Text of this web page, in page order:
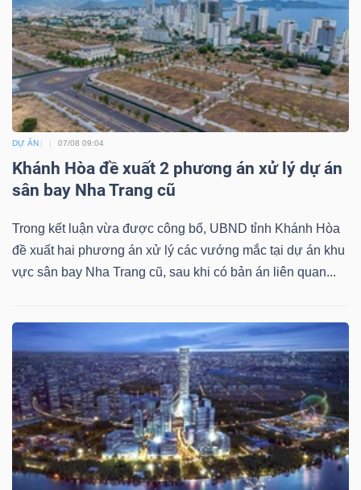
DỰ ÁN 07/08 09:04
Khánh Hòa đề xuất 2 phương án xử lý dự án
sân bay Nha Trang cũ
Trong kết luận vừa được công bố, UBND tỉnh Khánh Hòa
đề xuất hai phương án xử lý các vướng mắc tại dự án khu
vực sân bay Nha Trang cũ, sau khi có bản án liên quan...
YẾU
TIÊU
DÙNG
THIẾT
YẾU
CHĂM
KHỎE
TÀI
CHÍNH